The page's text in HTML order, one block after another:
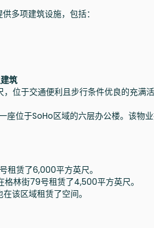
多项建筑设施，包括：
筑
位于交通便利且步行条件优良的充满活
座位于SoHo区域的六层办公楼。该物
赁了6,000平方英尺。
林街79号租赁了4,500平方英尺。
该区域租赁了空间。